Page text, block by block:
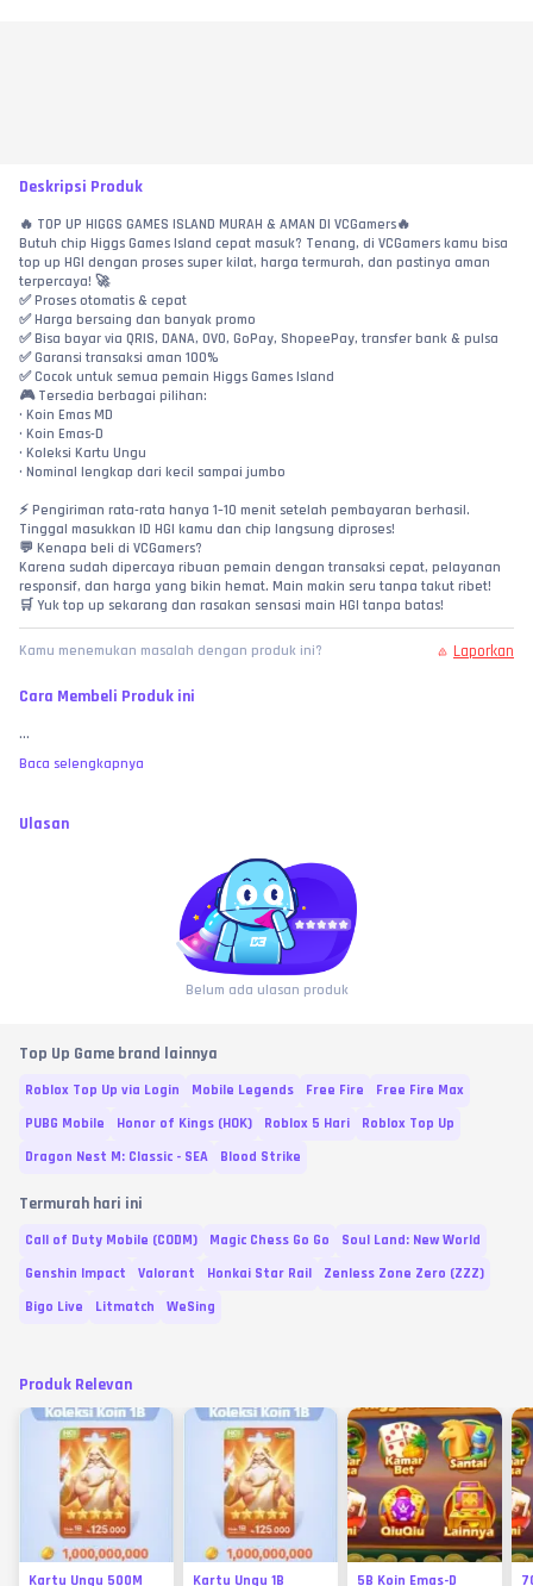
Deskripsi Produk
🔥 TOP UP HIGGS GAMES ISLAND MURAH & AMAN DI VCGamers🔥
Butuh chip Higgs Games Island cepat masuk? Tenang, di VCGamers kamu bisa
top up HGI dengan proses super kilat, harga termurah, dan pastinya aman
terpercaya! 🚀
✅ Proses otomatis & cepat
✅ Harga bersaing dan banyak promo
✅ Bisa bayar via QRIS, DANA, OVO, GoPay, ShopeePay, transfer bank & pulsa
✅ Garansi transaksi aman 100%
✅ Cocok untuk semua pemain Higgs Games Island
🎮 Tersedia berbagai pilihan:
• Koin Emas MD
• Koin Emas-D
• Koleksi Kartu Ungu
• Nominal lengkap dari kecil sampai jumbo
⚡ Pengiriman rata-rata hanya 1–10 menit setelah pembayaran berhasil.
Tinggal masukkan ID HGI kamu dan chip langsung diproses!
💬 Kenapa beli di VCGamers?
Karena sudah dipercaya ribuan pemain dengan transaksi cepat, pelayanan
responsif, dan harga yang bikin hemat. Main makin seru tanpa takut ribet!
🛒 Yuk top up sekarang dan rasakan sensasi main HGI tanpa batas!
Kamu menemukan masalah dengan produk ini? Laporkan
Cara Membeli Produk ini
...
Baca selengkapnya
Ulasan
Belum ada ulasan produk
Top Up Game brand lainnya
Roblox Top Up via Login Mobile Legends Free Fire
Free Fire Max
PUBG Mobile
Honor of Kings (HOK) Roblox 5 Hari
Roblox Top Up
Dragon Nest M: Classic - SEA
Blood Strike
Termurah hari ini
Call of Duty Mobile (CODM) Magic Chess Go Go
Soul Land: New World
Genshin Impact
Valorant Honkai Star Rail
Zenless Zone Zero (ZZZ)
Bigo Live
Litmatch WeSing
Produk Relevan
Kartu Ungu 500M Kartu Ungu 1B 5B Koin Emas-D